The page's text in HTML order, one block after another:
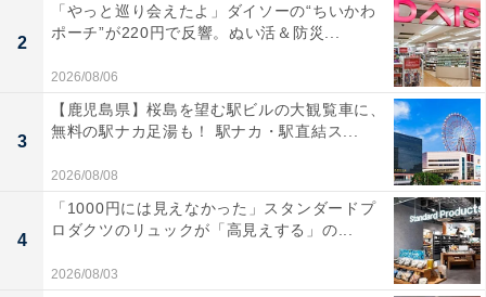
2
「やっと巡り会えたよ」ダイソーの“ちいかわ
ポーチ”が220円で反響。ぬい活＆防災...
2026/08/06
3
【鹿児島県】桜島を望む駅ビルの大観覧車に、
無料の駅ナカ足湯も！ 駅ナカ・駅直結ス...
2026/08/08
4
「1000円には見えなかった」スタンダードプ
ロダクツのリュックが「高見えする」の...
2026/08/03